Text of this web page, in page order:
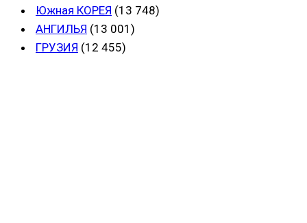
Южная КОРЕЯ (13 748)
АНГИЛЬЯ (13 001)
ГРУЗИЯ (12 455)